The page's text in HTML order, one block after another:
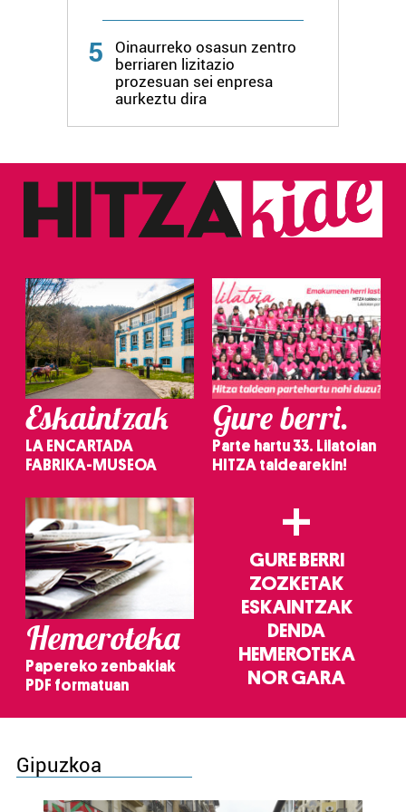
5
Oinaurreko osasun zentro
berriaren lizitazio
prozesuan sei enpresa
aurkeztu dira
Eskaintzak
LA ENCARTADA
FABRIKA-MUSEOA
Gure berri.
Parte hartu 33. Lilatoian
HITZA taldearekin!
Hemeroteka
Papereko zenbakiak
PDF formatuan
+
GURE BERRI
ZOZKETAK
ESKAINTZAK
DENDA
HEMEROTEKA
NOR GARA
Gipuzkoa